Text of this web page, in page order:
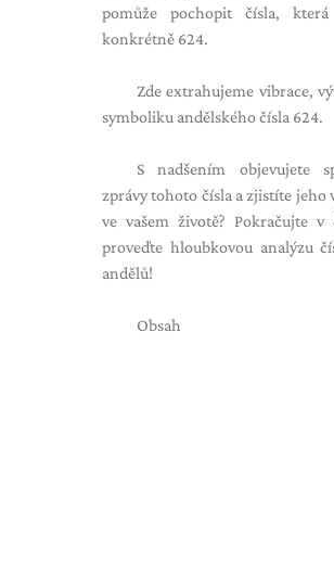
pomůže pochopit čísla,
konkrétně 624.
Zde extrahujeme vibrace,
symboliku andělského čísla 624.
S nadšením objevujete
zprávy tohoto čísla a zjistíte jeho
ve vašem životě? Pokračujte v
proveďte hloubkovou analýzu
andělů!
Obsah